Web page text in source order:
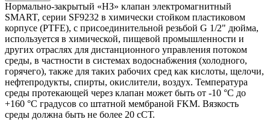
Нормально-закрытый «НЗ» клапан электромагнитный
SMART, серии SF9232 в химически стойком пластиковом
корпусе (PTFE), с присоединительной резьбой G 1/2" дюйма,
используется в химической, пищевой промышленности и
других отраслях для дистанционного управления потоком
среды, в частности в системах водоснабжения (холодного,
горячего), также для таких рабочих сред как кислоты, щелочи,
нефтепродукты, спирты, окислители, воздух. Температура
среды протекающей через клапан может быть от -10 °С до
+160 °С градусов со штатной мембраной FKM. Вязкость
среды должна быть не более 20 сСТ.